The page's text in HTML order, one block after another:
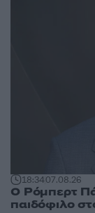
18:3407.08.26
Ο Ρόμπερτ
παιδόφιλο